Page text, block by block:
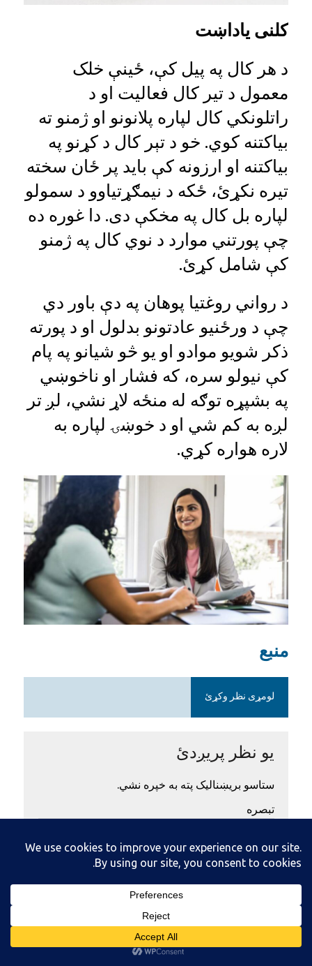
کلنی یاداښت
د هر کال په پیل کې، ځینې خلک
معمول د تیر کال فعالیت او د
راتلونکي کال لپاره پلانونو او ژمنو ته
بیاکتنه کوي. خو د تېر کال د کړنو په
بیاکتنه او ارزونه کې باید پر ځان سخته
تیره نکړئ، ځکه د نیمګړتیاوو د سمولو
لپاره بل کال په مخکې دی. دا غوره ده
چې پورتني موارد د نوي کال په ژمنو
کې شامل کړئ.
د رواني روغتیا پوهان په دې باور دي
چې د ورځنيو عادتونو بدلول او د پورته
ذکر شویو موادو او یو څو شیانو په پام
کې نیولو سره، که فشار او ناخوښي
په بشپړه توګه له منځه لاړ نشي، لږ تر
لږه به کم شي او د خوښۍ لپاره به
لاره هواره کړي.
منبع
لومړی نظر وکړئ
یو نظر پریږدئ
ستاسو بریښنالیک پته به خپره نشي.
تبصره